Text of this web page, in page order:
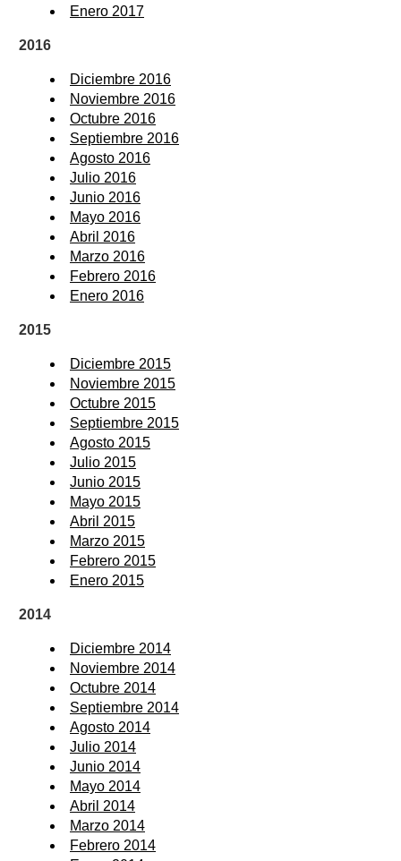
Enero 2017
2016
Diciembre 2016
Noviembre 2016
Octubre 2016
Septiembre 2016
Agosto 2016
Julio 2016
Junio 2016
Mayo 2016
Abril 2016
Marzo 2016
Febrero 2016
Enero 2016
2015
Diciembre 2015
Noviembre 2015
Octubre 2015
Septiembre 2015
Agosto 2015
Julio 2015
Junio 2015
Mayo 2015
Abril 2015
Marzo 2015
Febrero 2015
Enero 2015
2014
Diciembre 2014
Noviembre 2014
Octubre 2014
Septiembre 2014
Agosto 2014
Julio 2014
Junio 2014
Mayo 2014
Abril 2014
Marzo 2014
Febrero 2014